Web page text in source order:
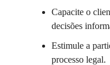
Capacite o
decisões
Estimule a
processo legal.